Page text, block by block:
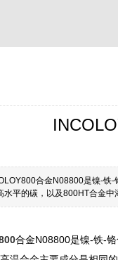
合金N08800是镍-铁
水平的碳，以及800HT合金中
合金N08800是镍-铁-